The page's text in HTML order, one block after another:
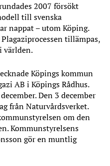
2007 försökt
till svenska
nappat – utom Köping.
tillämpas,
världen.
Köpings kommun
AB i Köpings Rådhus.
Den 3 december
från Naturvårdsverket.
om den
Kommunstyrelsens
gör en muntlig